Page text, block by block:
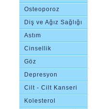
Osteoporoz
Diş ve Ağız Sağlığı
Astım
Cinsellik
Göz
Depresyon
Cilt - Cilt Kanseri
Kolesterol